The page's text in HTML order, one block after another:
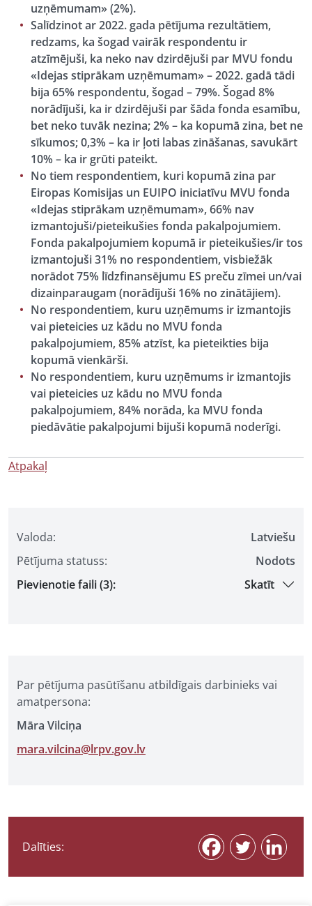
Valoda:
Latviešu
Pētījuma statuss:
Nodots
Pievienotie faili (3):
Skatīt
Par pētījuma pasūtīšanu atbildīgais darbinieks vai
amatpersona:
Māra Vilciņa
mara.vilcina@lrpv.gov.lv
Dalīties:
uzņēmumam» (2%).
Salīdzinot ar 2022. gada pētījuma rezultātiem,
redzams, ka šogad vairāk respondentu ir
atzīmējuši, ka neko nav dzirdējuši par MVU fondu
«Idejas stiprākam uzņēmumam» – 2022. gadā tādi
bija 65% respondentu, šogad – 79%. Šogad 8%
norādījuši, ka ir dzirdējuši par šāda fonda esamību,
bet neko tuvāk nezina; 2% – ka kopumā zina, bet ne
sīkumos; 0,3% – ka ir ļoti labas zināšanas, savukārt
10% – ka ir grūti pateikt.
No tiem respondentiem, kuri kopumā zina par
Eiropas Komisijas un EUIPO iniciatīvu MVU fonda
«Idejas stiprākam uzņēmumam», 66% nav
izmantojuši/pieteikušies fonda pakalpojumiem.
Fonda pakalpojumiem kopumā ir pieteikušies/ir tos
izmantojuši 31% no respondentiem, visbiežāk
norādot 75% līdzfinansējumu ES preču zīmei un/vai
dizainparaugam (norādījuši 16% no zinātājiem).
No respondentiem, kuru uzņēmums ir izmantojis
vai pieteicies uz kādu no MVU fonda
pakalpojumiem, 85% atzīst, ka pieteikties bija
kopumā vienkārši.
No respondentiem, kuru uzņēmums ir izmantojis
vai pieteicies uz kādu no MVU fonda
pakalpojumiem, 84% norāda, ka MVU fonda
piedāvātie pakalpojumi bijuši kopumā noderīgi.
Atpakaļ